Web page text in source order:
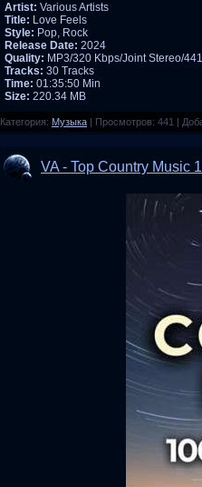
Artist: Various Artists
Title: Love Feels
Style: Pop, Rock
Release Date: 2024
Quality: MP3/320 Kbps/Joint Stereo/
Tracks: 30 Tracks
Time: 01:35:50 Min
Size: 220.34 MB
Категория: Музыка | Просмотров: 441 |
VA - Top Country Music